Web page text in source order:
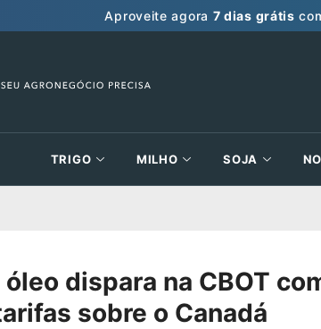
Aproveite agora 7 dias grátis
TRIGO MILHO SOJA
dispara na CBOT
sobre o Canadá